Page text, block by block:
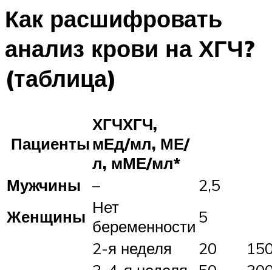
Как расшифровать
анализ крови на ХГЧ?
(таблица)
Пациенты
ХГЧХГЧ,
мЕд/мл, МЕ/
л, мМЕ/мл*
Мужчины
–
2,5
Женщины Нет
беременности 5
2-я неделя
20